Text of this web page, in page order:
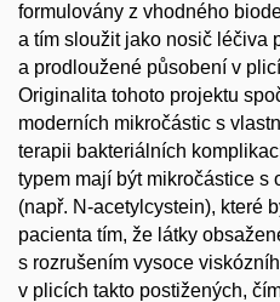
formulovány z vhodného
a tím sloužit jako nosič léčiva
a prodloužené působení v
Originalita tohoto projektu
moderních mikročástic s
terapii bakteriálních
typem mají být mikročástice s
(např. N-acetylcystein), které
pacienta tím, že látky
s rozrušením vysoce
v plicích takto postižených,